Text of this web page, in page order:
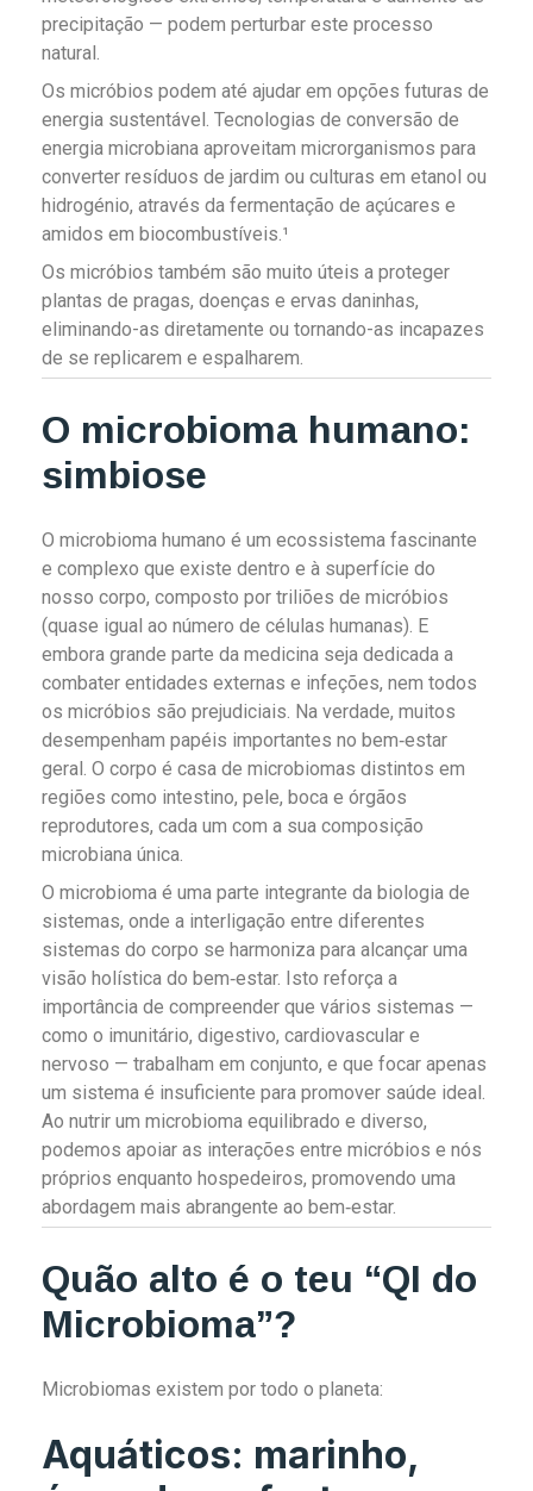
precipitação — podem perturbar este processo
natural.
Os micróbios podem até ajudar em opções futuras de
energia sustentável. Tecnologias de conversão de
energia microbiana aproveitam microrganismos para
converter resíduos de jardim ou culturas em etanol ou
hidrogénio, através da fermentação de açúcares e
amidos em biocombustíveis.¹
Os micróbios também são muito úteis a proteger
plantas de pragas, doenças e ervas daninhas,
eliminando-as diretamente ou tornando-as incapazes
de se replicarem e espalharem.
O microbioma humano:
simbiose
O microbioma humano é um ecossistema fascinante
e complexo que existe dentro e à superfície do
nosso corpo, composto por triliões de micróbios
(quase igual ao número de células humanas). E
embora grande parte da medicina seja dedicada a
combater entidades externas e infeções, nem todos
os micróbios são prejudiciais. Na verdade, muitos
desempenham papéis importantes no bem‑estar
geral. O corpo é casa de microbiomas distintos em
regiões como intestino, pele, boca e órgãos
reprodutores, cada um com a sua composição
microbiana única.
O microbioma é uma parte integrante da biologia de
sistemas, onde a interligação entre diferentes
sistemas do corpo se harmoniza para alcançar uma
visão holística do bem‑estar. Isto reforça a
importância de compreender que vários sistemas —
como o imunitário, digestivo, cardiovascular e
nervoso — trabalham em conjunto, e que focar apenas
um sistema é insuficiente para promover saúde ideal.
Ao nutrir um microbioma equilibrado e diverso,
podemos apoiar as interações entre micróbios e nós
próprios enquanto hospedeiros, promovendo uma
abordagem mais abrangente ao bem‑estar.
Quão alto é o teu “QI do
Microbioma”?
Microbiomas existem por todo o planeta:
Aquáticos: marinho,